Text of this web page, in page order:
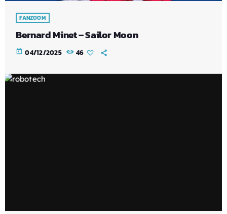
FANZOOM
Bernard Minet – Sailor Moon
today 04/12/2025 46